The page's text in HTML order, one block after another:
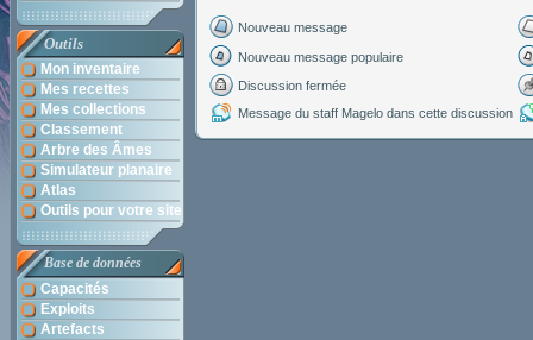
Outils
Mon inventaire
Mes recettes
Mes collections
Classement
Arbre des Âmes
Simulateur planaire
Atlas
Outils pour votre site
Base de données
Capacités
Exploits
Artefacts
Nouveau message
Nouveau message populaire
Discussion fermée
Message du staff Magelo dans cette discussion